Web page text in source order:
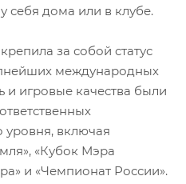
себя дома или в клубе.
за собой статус
международных
и игровые качества были
уровня, включая
«Кубок Мэра
и «Чемпионат России».